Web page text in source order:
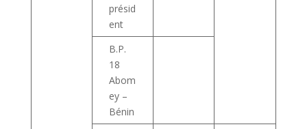
présid
ent
B.P.
18
Abom
ey –
Bénin